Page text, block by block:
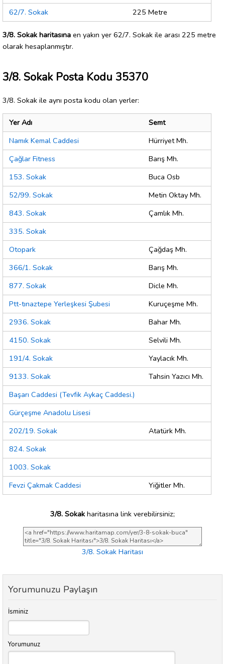
62/7. Sokak
225 Metre
3/8. Sokak haritasına en yakın yer 62/7. Sokak ile arası 225 metre
olarak hesaplanmıştır.
3/8. Sokak Posta Kodu 35370
3/8. Sokak ile aynı posta kodu olan yerler:
Yer Adı
Semt
Namık Kemal Caddesi
Hürriyet Mh.
Çağlar Fitness
Barış Mh.
153. Sokak
Buca Osb
52/99. Sokak
Metin Oktay Mh.
843. Sokak
Çamlık Mh.
335. Sokak
Otopark
Çağdaş Mh.
366/1. Sokak
Barış Mh.
877. Sokak
Dicle Mh.
Ptt-tınaztepe Yerleşkesi Şubesi
Kuruçeşme Mh.
2936. Sokak
Bahar Mh.
4150. Sokak
Selvili Mh.
191/4. Sokak
Yaylacık Mh.
9133. Sokak
Tahsin Yazıcı Mh.
Başarı Caddesi (Tevfik Aykaç Caddesi.)
Gürçeşme Anadolu Lisesi
202/19. Sokak
Atatürk Mh.
824. Sokak
1003. Sokak
Fevzi Çakmak Caddesi
Yiğitler Mh.
3/8. Sokak haritasına link verebilirsiniz;
3/8. Sokak Haritası
Yorumunuzu Paylaşın
İsminiz
Yorumunuz